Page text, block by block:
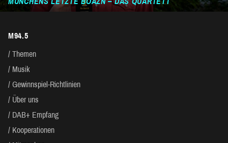
M94.5
Themen
Musik
Gewinnspiel-Richtlinien
Über uns
DAB+ Empfang
Kooperationen